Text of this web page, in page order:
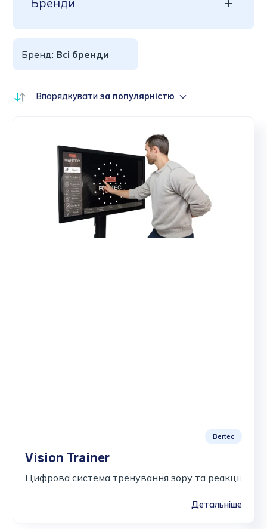
Бренд: Всі бренди
Впорядкувати за популярністю
Bertec
Vision Trainer
Цифрова система тренування зору та реакції
Детальніше